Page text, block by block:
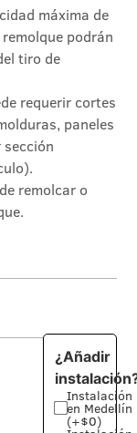
máxima de
podrán
tiro de
requerir cortes
paneles
remolcar o
¿Añadir
Instalación
en Medellín
(+$0)